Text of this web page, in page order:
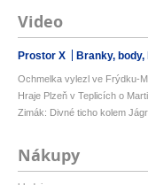
Video
Prostor X Branky, body,
Ochmelka vylezl ve Frýdku-
Hraje Plzeň v Teplicích o
Zimák: Divné ticho kolem
Nákupy